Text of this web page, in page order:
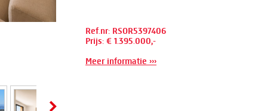
Ref.nr: RSOR5397406
Prijs: € 1.395.000,-
Meer informatie ›››